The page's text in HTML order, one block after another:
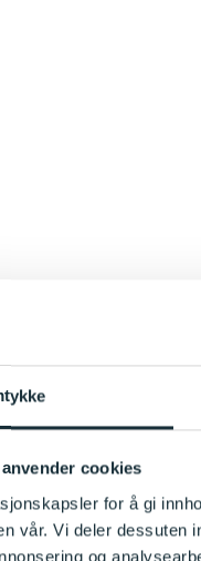
cookies
for å gi
vår. Vi deler dessuten
og